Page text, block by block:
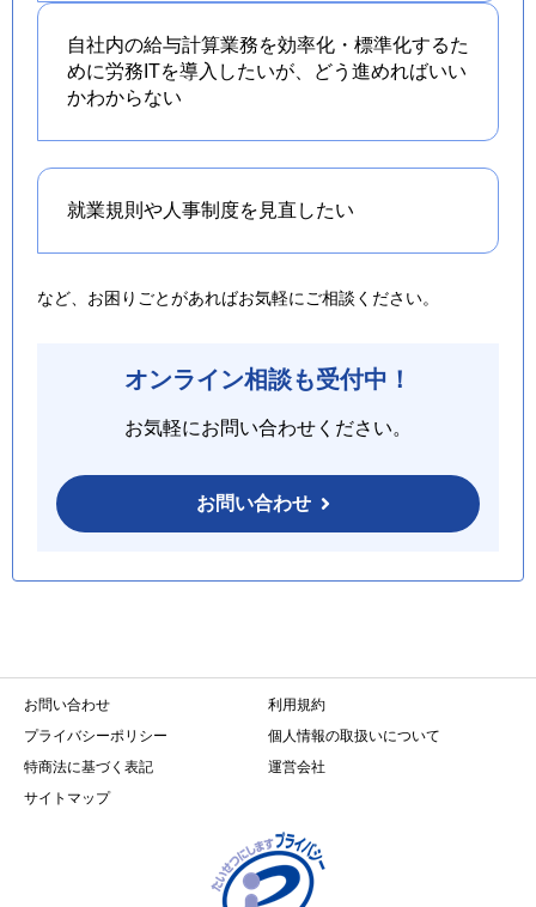
自社内の給与計算業務を効率化・標準化するた
めに労務ITを導入したいが、どう進めればいい
かわからない
就業規則や人事制度を 見直したい
など、お困りごとがあればお気軽にご相談ください。
オンライン相談も受付中！
お気軽にお問い合わせください。
お問い合わせ
お問い合わせ
利用規約
プライバシーポリシー
個人情報の取扱いについて
特商法に基づく表記
運営会社
サイトマップ